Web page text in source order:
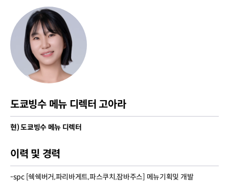
도쿄빙수 메뉴 디렉터 고아라
현) 도쿄빙수 메뉴 디렉터
이력 및 경력
-spc [쉑쉑버거,파리바게트,파스쿠치,잠바주스] 메뉴기획및 개발